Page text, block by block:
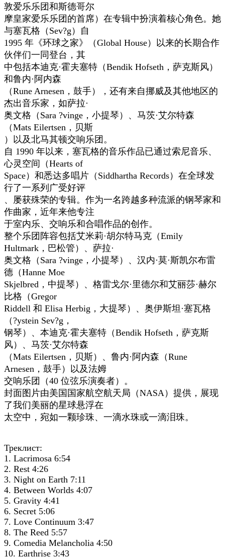
敦爱乐乐团和斯德哥尔
摩皇家爱乐乐团的首席）在专辑中扮演着核心角色。她
与塞瓦格（Sev?g）自
1995 年《环球之家》（Global House）以来的长期合作
伙伴们一同登台，其
中包括本迪克·霍夫塞特（Bendik Hofseth，萨克斯风）
和鲁内·阿内森
（Rune Arnesen，鼓手），还有来自挪威及其他地区的
杰出音乐家，如萨拉·
奥文格（Sara ?vinge，小提琴）、马茨·艾尔特森
（Mats Eilertsen，贝斯
）以及北马其顿交响乐团。
自 1990 年以来，塞瓦格的音乐作品已通过索尼音乐、
心灵空间（Hearts of
Space）和悉达多唱片（Siddhartha Records）在全球发
行了一系列广受好评
、屡获殊荣的专辑。作为一名跨越多种流派的钢琴家和
作曲家，近年来他专注
于室内乐、交响乐和合唱作品的创作。
整个乐团阵容包括艾米莉·胡尔特马克（Emily
Hultmark，巴松管）、萨拉·
奥文格（Sara ?vinge，小提琴）、汉内·莫·斯凯尔布雷
德（Hanne Moe
Skjelbred，中提琴）、格雷戈尔·里德尔和艾丽莎·赫尔
比格（Gregor
Riddell 和 Elisa Herbig，大提琴）、奥伊斯坦·塞瓦格
（?ystein Sev?g，
钢琴）、本迪克·霍夫塞特（Bendik Hofseth，萨克斯
风）、马茨·艾尔特森
（Mats Eilertsen，贝斯）、鲁内·阿内森（Rune
Arnesen，鼓手）以及法姆
交响乐团（40 位弦乐演奏者）。
封面图片由美国国家航空航天局（NASA）提供，展现
了我们美丽的星球悬浮在
太空中，宛如一颗珍珠、一滴水珠或一滴泪珠。
Треклист:
1. Lacrimosa 6:54
2. Rest 4:26
3. Night on Earth 7:11
4. Between Worlds 4:07
5. Gravity 4:41
6. Secret 5:06
7. Love Continuum 3:47
8. The Reed 5:57
9. Comedia Melancholia 4:50
10. Earthrise 3:43